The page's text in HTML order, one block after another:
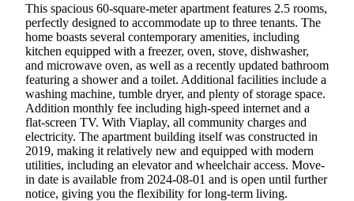
This spacious 60-square-meter apartment features 2.5 rooms,
perfectly designed to accommodate up to three tenants. The
home boasts several contemporary amenities, including
kitchen equipped with a freezer, oven, stove, dishwasher,
and microwave oven, as well as a recently updated bathroom
featuring a shower and a toilet. Additional facilities include a
washing machine, tumble dryer, and plenty of storage space.
Addition monthly fee including high-speed internet and a
flat-screen TV. With Viaplay, all community charges and
electricity. The apartment building itself was constructed in
2019, making it relatively new and equipped with modern
utilities, including an elevator and wheelchair access. Move-
in date is available from 2024-08-01 and is open until further
notice, giving you the flexibility for long-term living.